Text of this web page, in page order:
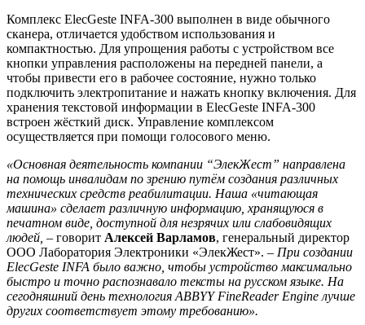
Комплекс ElecGeste INFA-300 выполнен в виде обычного
сканера, отличается удобством использования и
компактностью. Для упрощения работы с устройством все
кнопки управления расположены на передней панели, а
чтобы привести его в рабочее состояние, нужно только
подключить электропитание и нажать кнопку включения. Для
хранения текстовой информации в ElecGeste INFA-300
встроен жёсткий диск. Управление комплексом
осуществляется при помощи голосового меню.
«Основная деятельность компании “ЭлекЖест” направлена
на помощь инвалидам по зрению путём создания различных
технических средств реабилитации. Наша «читающая
машина» сделает различную информацию, хранящуюся в
печатном виде, доступной для незрячих или слабовидящих
людей, – говорит Алексей Варламов, генеральный директор
ООО Лаборатория Электроники «ЭлекЖест». – При создании
ElecGeste INFA было важно, чтобы устройство максимально
быстро и точно распознавало тексты на русском языке. На
сегодняшний день технология ABBYYFineReader Engine лучше
других соответствует этому требованию».